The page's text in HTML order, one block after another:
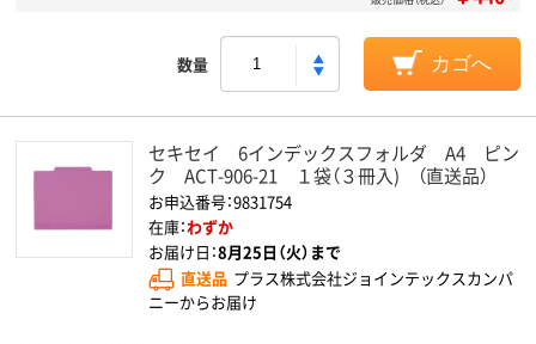
数量 カゴへ
セキセイ 6インデックスフォルダ A4 ピン
ク ACT-906-21 １袋（３冊入) （直送品）
お申込番号：9831754
在庫：わずか
お届け日：8月25日（火）まで
直送品 プラス株式会社ジョインテックスカンパ
ニーからお届け